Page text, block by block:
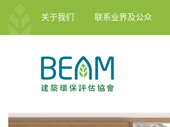
关于我们 联系业界及公众